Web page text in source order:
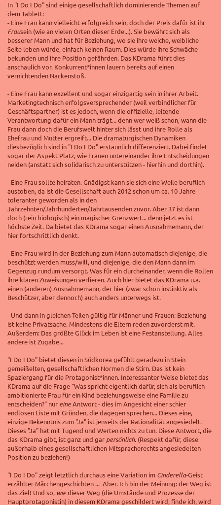
In "I Do I Do" sind einige gesellschaftlich dominierende Themen auf
dem Tablett:
- Eine Frau kann vielleicht erfolgreich sein, doch der Preis dafür ist ihr
Frausein (wie an vielen Orten dieser Erde...). Sie bewährt sich als
besserer Mann und hat für Beziehung, wo sie ihre weiche, weibliche
Seite leben würde, einfach keinen Raum. Dies würde ihre Schwäche
bekunden und ihre Position gefährden. Das KDrama führt dies
anschaulich vor. Konkurrent*innen lauern bereits auf einen
vernichtenden Nackenstoß.
- Eine Frau kann exzellent und sogar einzigartig sein in ihrer Arbeit.
Marketingtechnisch erfolgsversprechender (weil verbindlicher für
Geschäftspartner) ist es jedoch, wenn die offizielle, leitende
Verantwortung dafür ein Mann trägt... denn wer weiß schon, wann die
Frau dann doch die Berufswelt hinter sich lässt und ihre Rolle als
Ehefrau und Mutter ergreift... Die dramaturgischen Dynamiken
diesbezüglich sind in "I Do I Do" erstaunlich differenziert. Dabei findet
sogar der Aspekt Platz, wie Frauen untereinander ihre Entscheidungen
neiden (anstatt sich solidarisch zu unterstützen - hierhin und dorthin).
- Eine Frau sollte heiraten. Gnädigst kann sie sich eine Weile beruflich
austoben, da ist die Gesellschaft auch 2012 schon um ca. 10 Jahre
toleranter geworden als in den
Jahrzehnten/Jahrhunderten/Jahrtausenden zuvor. Aber 37 ist dann
doch (rein biologisch) ein magischer Grenzwert... denn jetzt es ist
höchste Zeit. Da bietet das KDrama sogar einen Ausnahmemann, der
hier fortschrittlich denkt.
- Eine Frau wird in der Beziehung zum Mann automatisch diejenige, die
beschützt werden muss/will, und diejenige, die den Mann dann im
Gegenzug rundum versorgt. Was für ein durcheinander, wenn die Rollen
ihre klaren Zuweisungen verlieren. Auch hier bietet das KDrama u.a.
einen (anderen) Ausnahmemann, der hier (zwar schon instinktiv als
Beschützer, aber dennoch) auch anders unterwegs ist.
- Und dann in gleichen Teilen gültig für Männer und Frauen: Beziehung
ist keine Privatsache. Mindestens die Eltern reden zuvorderst mit.
Außerdem: Das größte Glück im Leben ist eine Festanstellung. Alles
andere ist Zugabe...
"I Do I Do" bietet diesen in Südkorea gefühlt geradezu in Stein
gemeißelten, gesellschaftlichen Normen die Stirn. Das ist kein
Spaziergang für die Protagonist*innen. Interessanter Weise bietet das
KDrama auf die Frage "Was spricht eigentlich dafür, sich als beruflich
ambitionierte Frau für ein Kind beziehungsweise eine Familie zu
entscheiden?" nur eineAntwort - dies im Angesicht einer schier
endlosen Liste mit Gründen, die dagegen sprechen... Dieses eine,
einzige Bekenntnis zum "Ja" ist jenseits der Rationalität angesiedelt.
Dieses "Ja" hat mit Tugend und Werten nichts zu tun. Diese Antwort, die
das KDrama gibt, ist ganz und gar persönlich. (Respekt dafür, diese
außerhalb eines gesellschaftlichen Mitspracherechts angesiedelten
Position zu beziehen!)
"I Do I Do" zeigt letztlich durchaus eine Variation im Cinderella-Geist
erzählter Märchengeschichten ... Aber. Ich bin der Meinung: der Weg ist
das Ziel! Und so, wiedieser Weg (die Umstände und Prozesse der
Hauptprotagonistin) in diesem KDrama geschildert wird, finde ich, wird